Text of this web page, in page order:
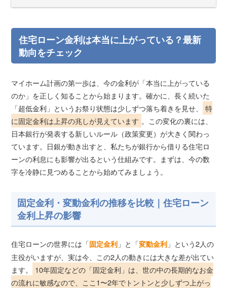
住宅ローン金利は本当に上がっている？最新
動向をチェック
マイホーム計画の第一歩は、今の金利が「本当に上がっている
のか」を正しく知ることから始まります。確かに、長く続いた
「超低金利」というお祭り状態は少しずつ落ち着きを見せ、
特
に固定金利は上昇の兆しが見えています 。この変化の裏には、
日本銀行が発表する新しいルール（政策変更）が大きく関わっ
ています。日銀が動き出すと、私たちが銀行から借りる住宅ロ
ーンの利息にも影響が出るという仕組みです。まずは、今の数
字を冷静に見つめることから始めてみましょう。
固定金利・変動金利の推移を比較｜住宅ローン
金利上昇の影響
住宅ローンの世界には「固定金利 」と「変動金利 」という2人の
主役がいますが、実は今、この2人の動きには大きな差が出てい
ます。
10年固定などの「固定金利」は、世の中の長期的なお金
の流れに敏感なので、ここ1〜2年でトントンと少しずつ上がっ